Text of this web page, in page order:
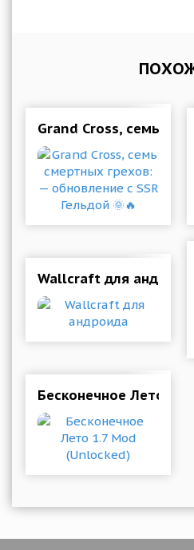
Grand Cross, семь
Wallcraft для андроида
Бесконечное Лето 1.7